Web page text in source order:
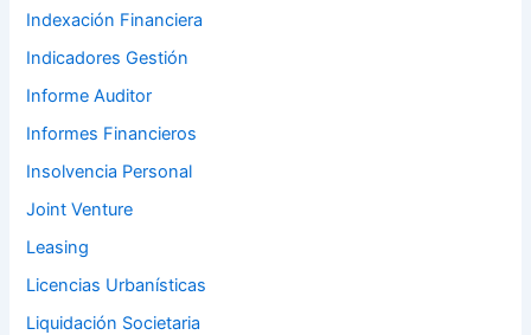
Indexación Financiera
Indicadores Gestión
Informe Auditor
Informes Financieros
Insolvencia Personal
Joint Venture
Leasing
Licencias Urbanísticas
Liquidación Societaria